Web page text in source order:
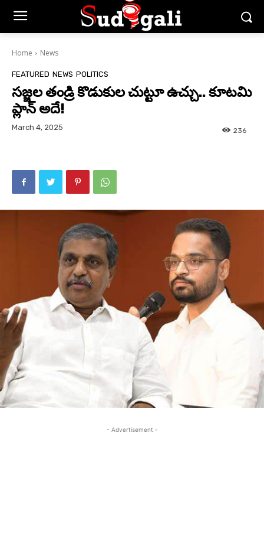
Home News
FEATURED NEWS POLITICS
సజ్జల తండ్రి కొడుకుల చుట్టూ ఉచ్చు.. కూటమి
ప్లాన్ అదే!
March 4, 2025 236
- Advertisement -